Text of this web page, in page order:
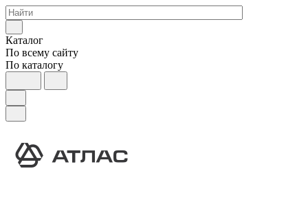
Каталог
По всему сайту
По каталогу